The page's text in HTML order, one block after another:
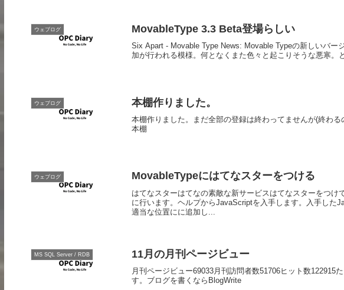
ウェブログ MovableType 3.3 Beta登場らしい
Six Apart - Movable Type News: Movable Typeの新しいバー
加が行われる模様。何となくまた色々と起こりそうな悪寒。
ウェブログ 本棚作りました。
本棚作りました。まだ全部の登録は終わってませんが(終わ
本棚
ウェブログ MovableTypeにはてなスターをつける
はてなスターはてなの素敵な新サービスはてなスターをつけ
に行います。ヘルプからJavaScriptを入手します。入手した
適当な位置にに追加し...
MS SQL Server / RDB 11月の月刊ページビュー
月刊ページビュー69033月刊訪問者数51706ヒット数122915
す。ブログを書くならBlogWrite